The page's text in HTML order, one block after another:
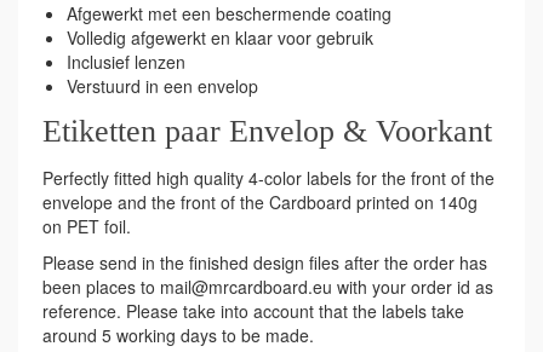
Afgewerkt met een beschermende coating
Volledig afgewerkt en klaar voor gebruik
Inclusief lenzen
Verstuurd in een envelop
Etiketten paar Envelop & Voorkant
Perfectly fitted high quality 4-color labels for the front of the
envelope and the front of the Cardboard printed on 140g
on PET foil.
Please send in the finished design files after the order has
been places to mail@mrcardboard.eu with your order id as
reference. Please take into account that the labels take
around 5 working days to be made.